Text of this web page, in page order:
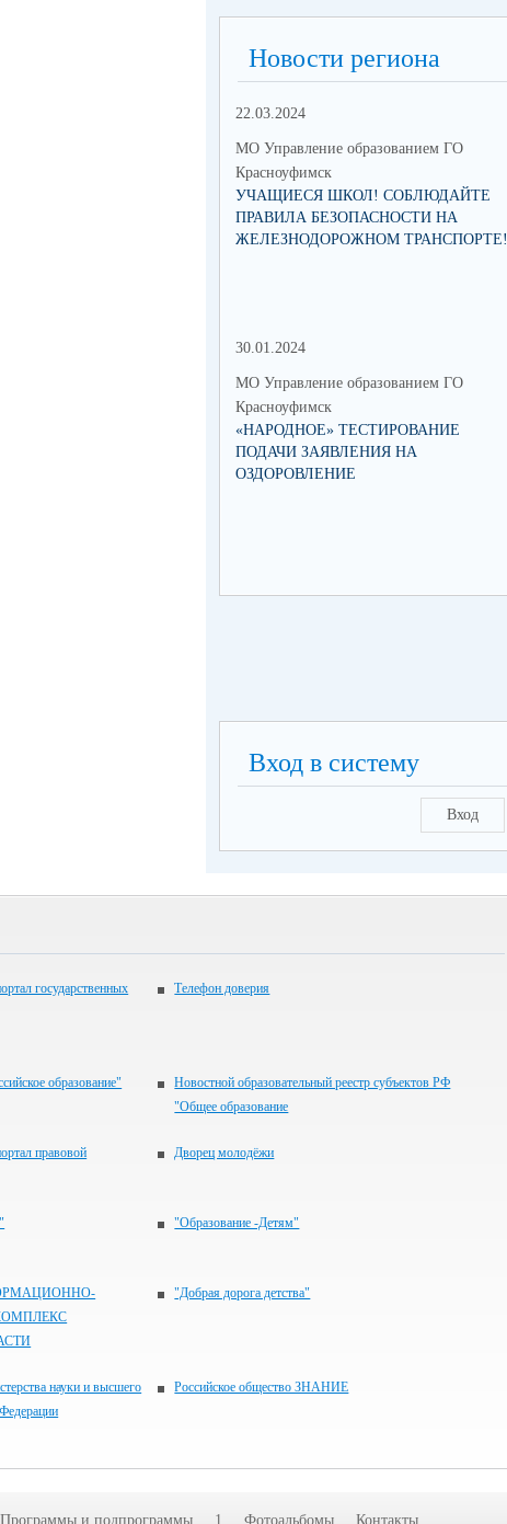
Новости региона
22.03.2024
МО Управление образованием ГО
Красноуфимск
УЧАЩИЕСЯ ШКОЛ! СОБЛЮДАЙТЕ
ПРАВИЛА БЕЗОПАСНОСТИ НА
ЖЕЛЕЗНОДОРОЖНОМ ТРАНСПОРТЕ!
30.01.2024
МО Управление образованием ГО
Красноуфимск
«НАРОДНОЕ» ТЕСТИРОВАНИЕ
ПОДАЧИ ЗАЯВЛЕНИЯ НА
ОЗДОРОВЛЕНИЕ
Вход в систему
Вход
государственных
Телефон доверия
образование"
Новостной образовательный реестр субъектов РФ
"Общее образование
правовой
Дворец молодёжи
"Образование -Детям"
"Добрая дорога детства"
науки и высшего
Российское общество ЗНАНИЕ
Программы и подпрограммы 1 Фотоальбомы Контакты